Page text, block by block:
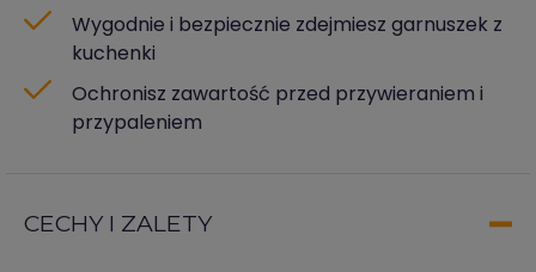
Wygodnie i bezpiecznie zdejmiesz garnuszek z
kuchenki
Ochronisz zawartość przed przywieraniem i
przypaleniem
CECHY I ZALETY